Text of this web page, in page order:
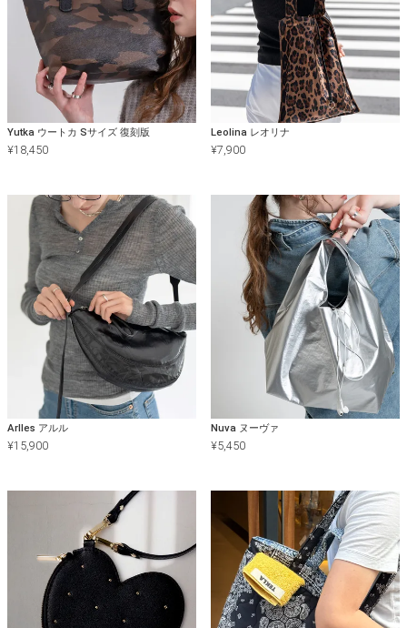
Yutka ウートカ Sサイズ 復刻版
¥18,450
Leolina レオリナ
¥7,900
Arlles アルル
¥15,900
Nuva ヌーヴァ
¥5,450